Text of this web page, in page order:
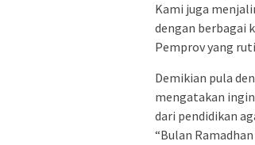
Kami juga
dengan berbagai
Pemprov yang
Demikian pula
mengatakan
dari pendidikan
“Bulan